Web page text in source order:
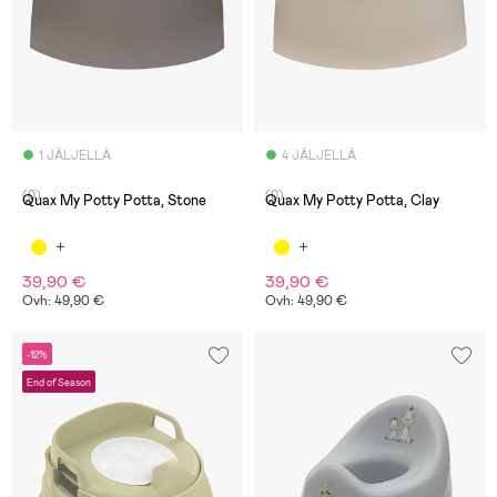
1 JÄLJELLÄ
(0)
Quax My Potty Potta, Stone
39,90 €
Ovh: 49,90 €
4 JÄLJELLÄ
(0)
Quax My Potty Potta, Clay
39,90 €
Ovh: 49,90 €
-12%
End of Season